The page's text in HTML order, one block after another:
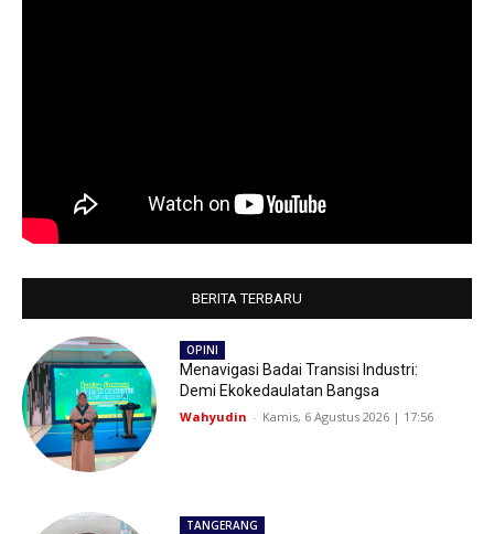
BERITA TERBARU
OPINI
Menavigasi Badai Transisi Industri:
Demi Ekokedaulatan Bangsa
Wahyudin - Kamis, 6 Agustus 2026 | 17:56
TANGERANG